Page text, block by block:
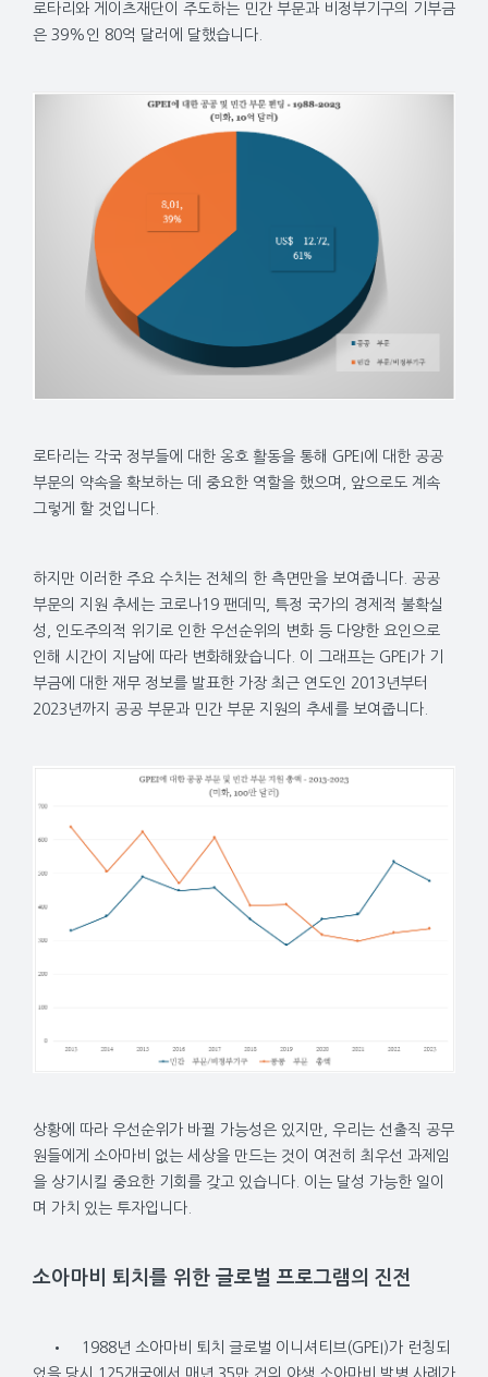
로타리와 게이츠재단이 주도하는 민간 부문과 비정부기구의 기부금
은 39%인 80억 달러에 달했습니다.
로타리는 각국 정부들에 대한 옹호 활동을 통해 GPEI에 대한 공공
부문의 약속을 확보하는 데 중요한 역할을 했으며, 앞으로도 계속
그렇게 할 것입니다.
하지만 이러한 주요 수치는 전체의 한 측면만을 보여줍니다. 공공
부문의 지원 추세는 코로나19 팬데믹, 특정 국가의 경제적 불확실
성, 인도주의적 위기로 인한 우선순위의 변화 등 다양한 요인으로
인해 시간이 지남에 따라 변화해왔습니다. 이 그래프는 GPEI가 기
부금에 대한 재무 정보를 발표한 가장 최근 연도인 2013년부터
2023년까지 공공 부문과 민간 부문 지원의 추세를 보여줍니다.
상황에 따라 우선순위가 바뀔 가능성은 있지만, 우리는 선출직 공무
원들에게 소아마비 없는 세상을 만드는 것이 여전히 최우선 과제임
을 상기시킬 중요한 기회를 갖고 있습니다. 이는 달성 가능한 일이
며 가치 있는 투자입니다.
소아마비 퇴치를 위한 글로벌 프로그램의 진전
•
1988년 소아마비 퇴치 글로벌 이니셔티브(GPEI)가 런칭되
었을 당시 125개국에서 매년 35만 건의 야생 소아마비 발병 사례가